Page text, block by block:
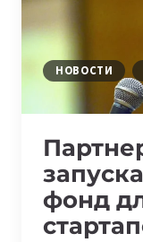
НОВОСТИ
фонд